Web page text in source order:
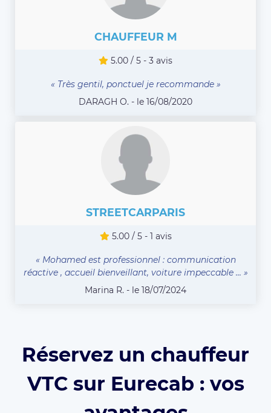
CHAUFFEUR M
5.00 / 5 - 3 avis
« Très gentil, ponctuel je recommande »
DARAGH O. - le 16/08/2020
STREETCARPARIS
5.00 / 5 - 1 avis
« Mohamed est professionnel : communication
réactive , accueil bienveillant, voiture impeccable ... »
Marina R. - le 18/07/2024
Réservez un chauffeur
VTC sur Eurecab : vos